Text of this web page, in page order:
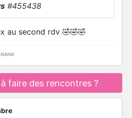
#455438
au second rdv 🤣🤣🤣
faire des rencontres ?